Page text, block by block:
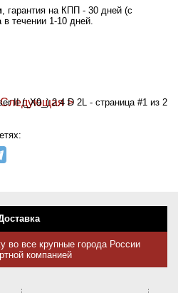
, гарантия на КПП - 30 дней (с
в течении 1-10 дней.
Следующая >
II (_X9_) 2.4 D 2L - страница #1 из 2
во все крупные города России
компанией